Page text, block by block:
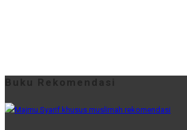
Buku Rekomendasi